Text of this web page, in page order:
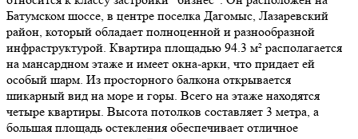
Батумском шоссе, в центре поселка Дагомыс, Лазаревский
район, который обладает полноценной и разнообразной
инфраструктурой. Квартира площадью 94.3 м² располагается
на мансардном этаже и имеет окна-арки, что придает ей
особый шарм. Из просторного балкона открывается
шикарный вид на море и горы. Всего на этаже находятся
четыре квартиры. Высота потолков составляет 3 метра, а
большая площадь остекления обеспечивает отличное